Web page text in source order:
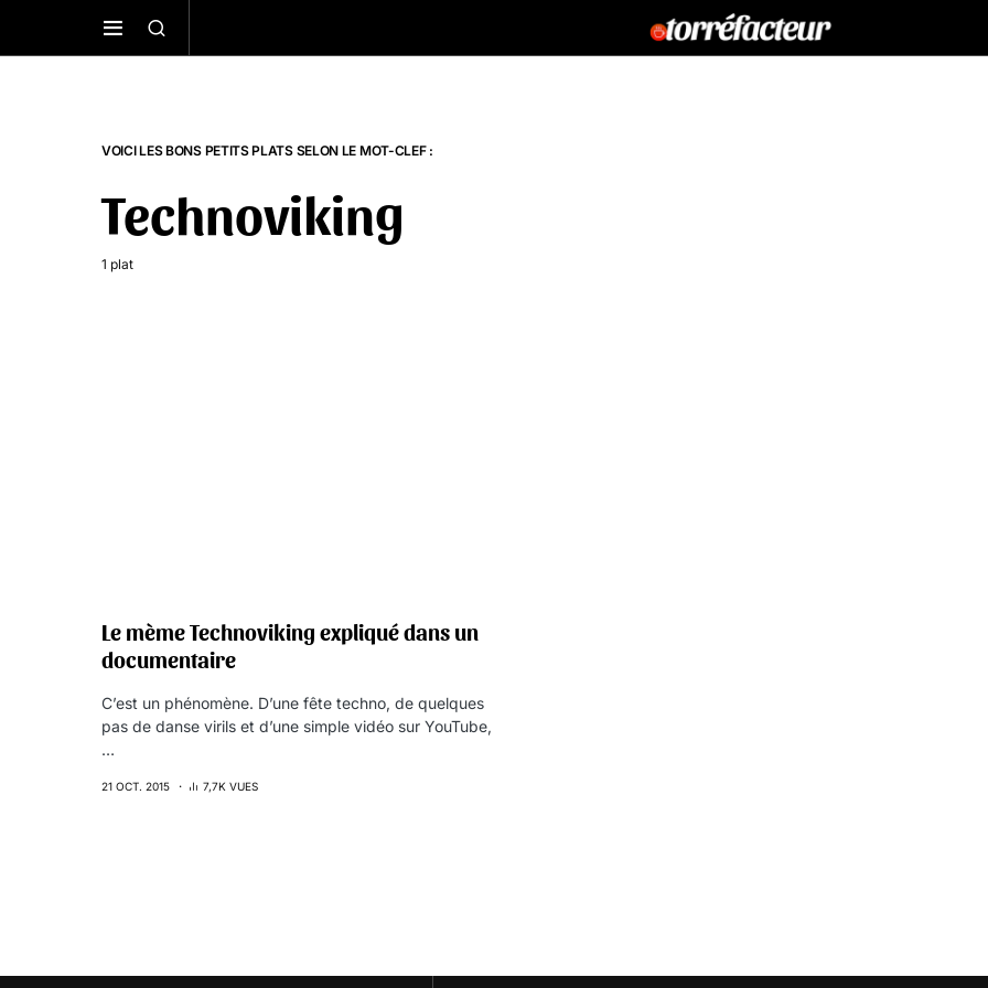
VOICI LES BONS PETITS PLATS SELON LE MOT-CLEF :
Technoviking
1 plat
Le mème Technoviking expliqué dans un
documentaire
C’est un phénomène. D’une fête techno, de quelques
pas de danse virils et d’une simple vidéo sur YouTube,
…
21 OCT. 2015 7,7K VUES